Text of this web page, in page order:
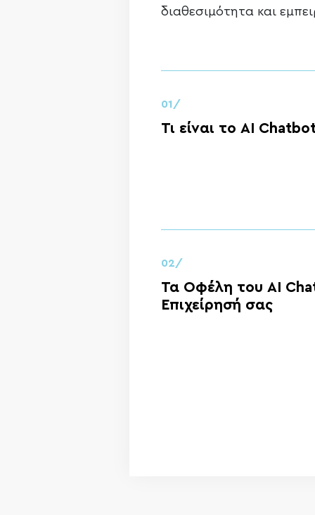
διαθεσιμότητα και
01/
Τι είναι το AI
02/
Τα Οφέλη του AI
Επιχείρησή σας